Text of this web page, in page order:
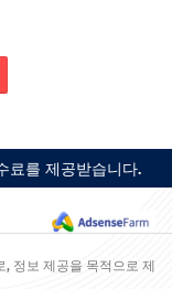
료를 제공받습니다.
정보 제공을 목적으로 제